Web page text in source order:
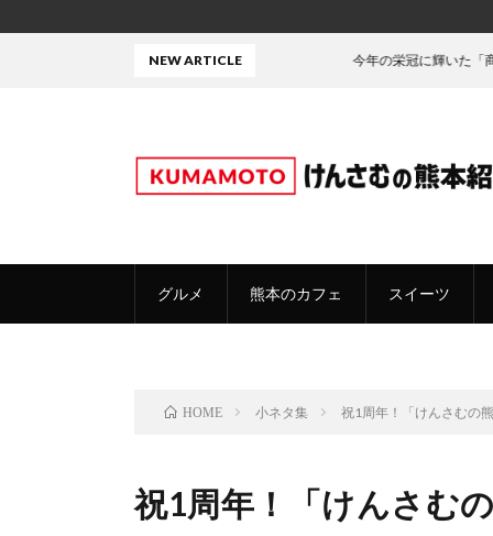
グルメ 熊本のカフェ スイーツ
NEW ARTICLE 今年の栄冠に輝いた「商品」がこ
HOME 小ネタ集 祝1周年！「けんさむの
祝1周年！「けんさむ